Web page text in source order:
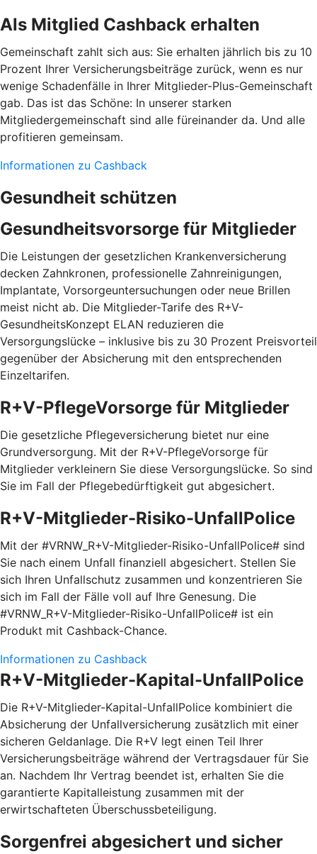
Als Mitglied Cashback erhalten
Gemeinschaft zahlt sich aus: Sie erhalten jährlich bis zu 10
Prozent Ihrer Versicherungsbeiträge zurück, wenn es nur
wenige Schadenfälle in Ihrer Mitglieder-Plus-Gemeinschaft
gab. Das ist das Schöne: In unserer starken
Mitgliedergemeinschaft sind alle füreinander da. Und alle
profitieren gemeinsam.
Informationen zu Cashback
Gesundheit schützen
Gesundheitsvorsorge für Mitglieder
Die Leistungen der gesetzlichen Krankenversicherung
decken Zahnkronen, professionelle Zahnreinigungen,
Implantate, Vorsorgeuntersuchungen oder neue Brillen
meist nicht ab. Die Mitglieder-Tarife des R+V-
GesundheitsKonzept ELAN reduzieren die
Versorgungslücke – inklusive bis zu 30 Prozent Preis­vorteil
gegenüber der Absicherung mit den entspre­chenden
Einzel­tarifen.
R+V-PflegeVorsorge für Mitglieder
Die gesetzliche Pflegeversicherung bietet nur eine
Grundversorgung. Mit der R+V-PflegeVorsorge für
Mitglieder verkleinern Sie diese Versorgungslücke. So sind
Sie im Fall der Pflegebedürftigkeit gut abgesichert.
R+V-Mitglieder-Risiko-UnfallPolice
Mit der #VRNW_R+V-Mitglieder-Risiko-UnfallPolice# sind
Sie nach einem Unfall finanziell abgesichert. Stellen Sie
sich Ihren Unfallschutz zusammen und konzentrieren Sie
sich im Fall der Fälle voll auf Ihre Genesung. Die
#VRNW_R+V-Mitglieder-Risiko-UnfallPolice# ist ein
Produkt mit Cashback-Chance.
Informationen zu Cashback
R+V-Mitglieder-Kapital-UnfallPolice
Die R+V-Mitglieder-Kapital-UnfallPolice kombiniert die
Absicherung der Unfallversicherung zusätzlich mit einer
sicheren Geldanlage. Die R+V legt einen Teil Ihrer
Versicherungsbeiträge während der Vertragsdauer für Sie
an. Nachdem Ihr Vertrag beendet ist, erhalten Sie die
garantierte Kapitalleistung zusammen mit der
erwirtschafteten Überschussbeteiligung.
Sorgenfrei abgesichert und sicher